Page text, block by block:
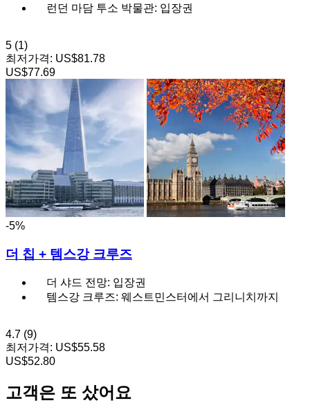
런던 마담 투소 박물관: 입장권
5 (1)
최저가격: US$81.78
US$77.69
-5%
더 칩 + 템스강 크루즈
더 샤드 전망: 입장권
템스강 크루즈: 웨스트민스터에서 그리니치까지
4.7 (9)
최저가격: US$55.58
US$52.80
고객은 또 샀어요